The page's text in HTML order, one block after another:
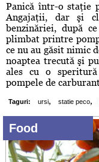
Panică într-o staţie
Angajaţii, dar şi
benzinăriei, după
plimbat printre
ce nu au găsit nimic
noaptea trecută şi
ales cu o
pompele de
Taguri: ursi, statie peco,
Food